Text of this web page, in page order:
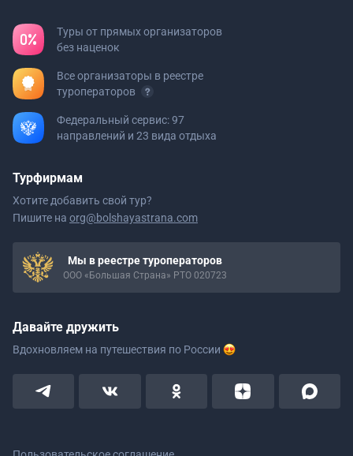
Туры от прямых организаторов
без наценок
Все организаторы в реестре
туроператоров
Федеральный сервис: 97
направлений и 23 вида отдыха
Турфирмам
Хотите добавить свой тур?
Пишите на org@bolshayastrana.com
Мы в реестре туроператоров
ООО «Большая Страна» РТО 020723
Давайте дружить
Вдохновляем на путешествия по России